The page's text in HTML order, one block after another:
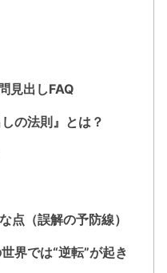
見出しFAQ
の法則』とは？
点（誤解の予防線）
界では“逆転”が起き